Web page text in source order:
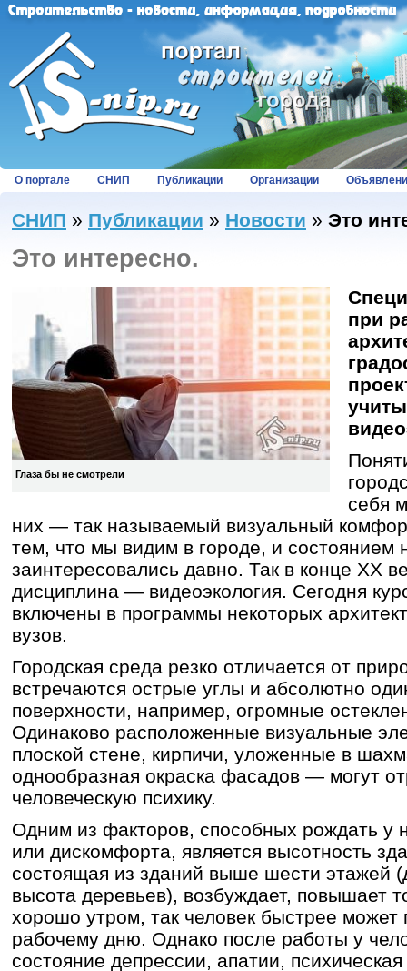
О портале СНИП Публикации Организации
СНИП » Публикации » Новости » Это
Это интересно.
Глаза бы не смотрели
при
себя
них — так называемый визуальный
тем, что мы видим в городе, и состоянием
заинтересовались давно. Так в конце XX
дисциплина — видеоэкология. Сегодня
включены в программы некоторых
вузов.
Городская среда резко отличается от
встречаются острые углы и абсолютно
поверхности, например, огромные
Одинаково расположенные визуальные
плоской стене, кирпичи, уложенные в
однообразная окраска фасадов — могут
человеческую психику.
Одним из факторов, способных рождать
или дискомфорта, является высотность
состоящая из зданий выше шести этажей
высота деревьев), возбуждает, повышает
хорошо утром, так человек быстрее может
рабочему дню. Однако после работы у
состояние депрессии, апатии,